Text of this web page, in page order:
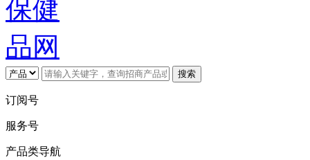
搜索
订阅号
服务号
产品类导航